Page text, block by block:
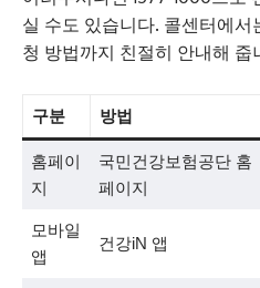
실 수도 있습니다. 콜센터에
청 방법까지 친절히 안내해 줍
구분 방법
홈페이
지
국민건강보험공단 홈
페이지
모바일
앱
건강iN 앱